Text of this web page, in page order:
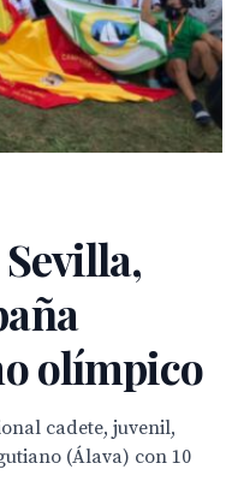
olímpico
cadete, juvenil,
(Álava) con 10